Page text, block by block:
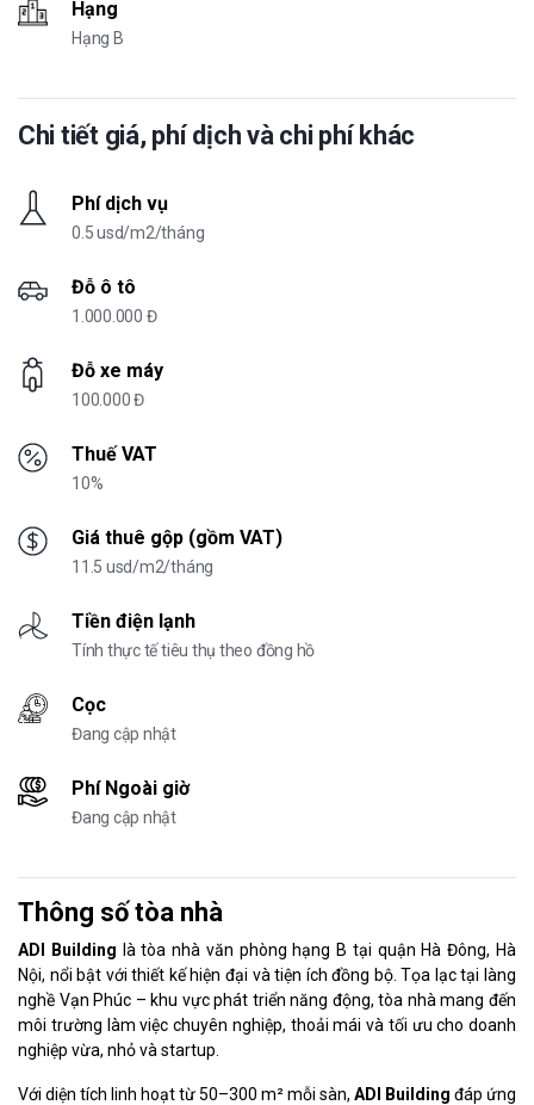
Hạng
Hạng B
Chi tiết giá, phí dịch và chi phí khác
Phí dịch vụ
0.5 usd/m2/tháng
Đỗ ô tô
1.000.000 Đ
Đỗ xe máy
100.000 Đ
Thuế VAT
10%
Giá thuê gộp (gồm VAT)
11.5 usd/m2/tháng
Tiền điện lạnh
Tính thực tế tiêu thụ theo đồng hồ
Cọc
Đang cập nhật
Phí Ngoài giờ
Đang cập nhật
Thông số tòa nhà
ADI Building là tòa nhà văn phòng hạng B tại quận Hà Đông, Hà
Nội, nổi bật với thiết kế hiện đại và tiện ích đồng bộ. Tọa lạc tại làng
nghề Vạn Phúc – khu vực phát triển năng động, tòa nhà mang đến
môi trường làm việc chuyên nghiệp, thoải mái và tối ưu cho doanh
nghiệp vừa, nhỏ và startup.
Với diện tích linh hoạt từ 50–300 m² mỗi sàn, ADI Building đáp ứng